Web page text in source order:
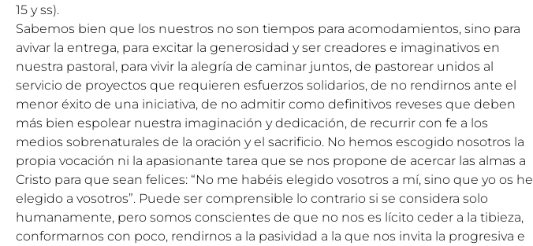
15 y ss).
Sabemos bien que los nuestros no son tiempos para acomodamientos, sino para
avivar la entrega, para excitar la generosidad y ser creadores e imaginativos en
nuestra pastoral, para vivir la alegría de caminar juntos, de pastorear unidos al
servicio de proyectos que requieren esfuerzos solidarios, de no rendirnos ante el
menor éxito de una iniciativa, de no admitir como definitivos reveses que deben
más bien espolear nuestra imaginación y dedicación, de recurrir con fe a los
medios sobrenaturales de la oración y el sacrificio. No hemos escogido nosotros la
propia vocación ni la apasionante tarea que se nos propone de acercar las almas a
Cristo para que sean felices: “No me habéis elegido vosotros a mí, sino que yo os he
elegido a vosotros”. Puede ser comprensible lo contrario si se considera solo
humanamente, pero somos conscientes de que no nos es lícito ceder a la tibieza,
conformarnos con poco, rendirnos a la pasividad a la que nos invita la progresiva e